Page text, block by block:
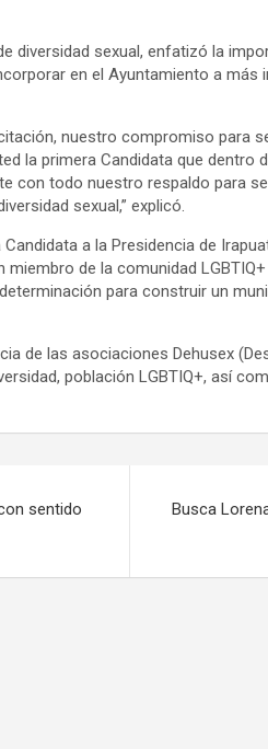
diversidad sexual, enfatizó la
en el Ayuntamiento a
nuestro compromiso para
la primera Candidata que dentro
con todo nuestro respaldo para
sexual,” explicó.
a la Presidencia de
de la comunidad
para construir un
de las asociaciones Dehusex
población LGBTIQ+, así
sentido
Busca